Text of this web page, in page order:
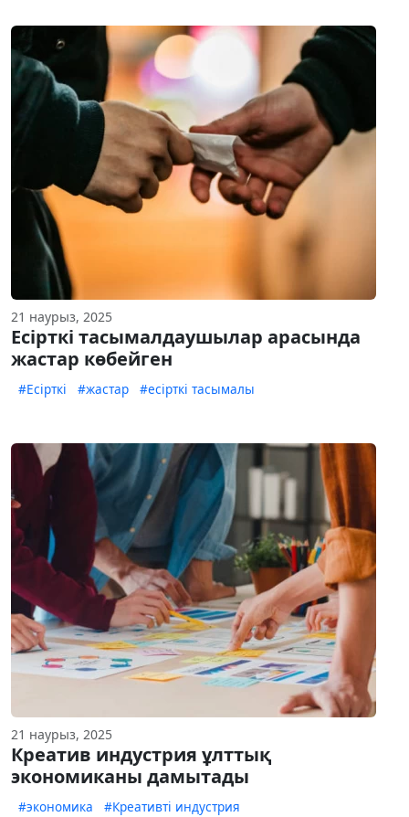
21 наурыз, 2025
Еcірткі тасымалдаушылар арасында
жастар көбейген
#Есірткі #жастар #есірткі тасымалы
21 наурыз, 2025
Креатив индустрия ұлттық
экономиканы дамытады
#экономика #Креативті индустрия